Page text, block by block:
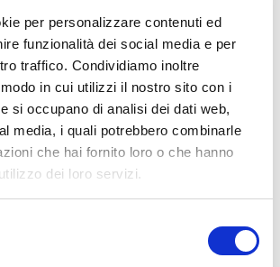
per personalizzare contenuti ed
funzionalità dei social media e per
traffico. Condividiamo inoltre
in cui utilizzi il nostro sito con i
si occupano di analisi dei dati web,
media, i quali potrebbero combinarle
che hai fornito loro o che hanno
dei loro servizi.
informazioni e dalla loro messa in pratica.
a corpo libero, con i kettlebell, con
può causare infortuni si consiglia pertanto di
e di eseguire esercizi e metodologie
di forma. Consultare il proprio medico di
qualsiasi forma di attività fisica o